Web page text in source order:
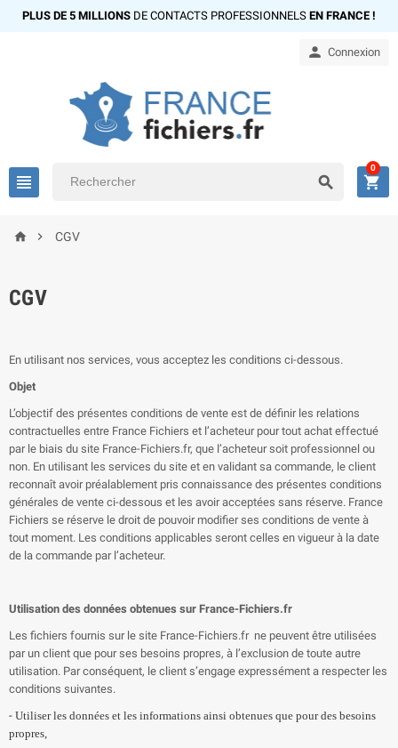
PLUS DE 5 MILLIONS DE CONTACTS PROFESSIONNELS EN FRANCE !
 Connexion
  
0
  CGV
CGV
En utilisant nos services, vous acceptez les conditions ci-dessous.
Objet
L’objectif des présentes conditions de vente est de définir les relations
contractuelles entre France Fichiers et l’acheteur pour tout achat effectué
par le biais du site France-Fichiers.fr, que l’acheteur soit professionnel ou
non. En utilisant les services du site et en validant sa commande, le client
reconnaît avoir préalablement pris connaissance des présentes conditions
générales de vente ci-dessous et les avoir acceptées sans réserve. France
Fichiers se réserve le droit de pouvoir modifier ses conditions de vente à
tout moment. Les conditions applicables seront celles en vigueur à la date
de la commande par l’acheteur.
Utilisation des données obtenues sur France-Fichiers.fr
Les fichiers fournis sur le site France-Fichiers.fr ne peuvent être utilisées
par un client que pour ses besoins propres, à l’exclusion de toute autre
utilisation. Par conséquent, le client s’engage expressément a respecter les
conditions suivantes.
- Utiliser les données et les informations ainsi obtenues que pour des besoins
propres,